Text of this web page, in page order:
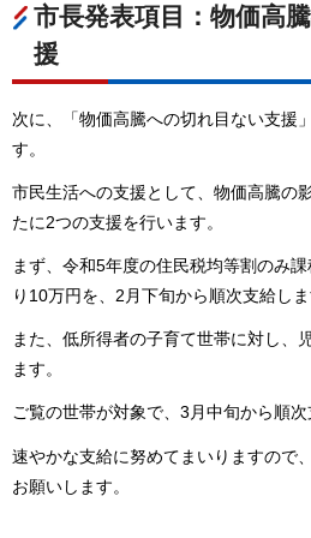
市長発表項目：物価高
援
次に、「物価高騰への切れ目ない支援
す。
市民生活への支援として、物価高騰の
たに2つの支援を行います。
まず、令和5年度の住民税均等割のみ
り10万円を、2月下旬から順次支給しま
また、低所得者の子育て世帯に対し、
ます。
ご覧の世帯が対象で、3月中旬から順次
速やかな支給に努めてまいりますので
お願いします。